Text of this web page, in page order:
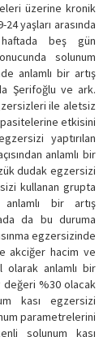
üzerine kronik
yaşları arasında
beş gün
solunum
anlamlı bir artış
Şerifoğlu ve ark.
ile aletsiz
etkisini
yaptırılan
anlamlı bir
dudak egzersizi
kullanan grupta
bir artış
da bu duruma
egzersizinde
akciğer hacim ve
anlamlı bir
değeri %30 olacak
kası egzersizi
parametrelerini
solunum kası